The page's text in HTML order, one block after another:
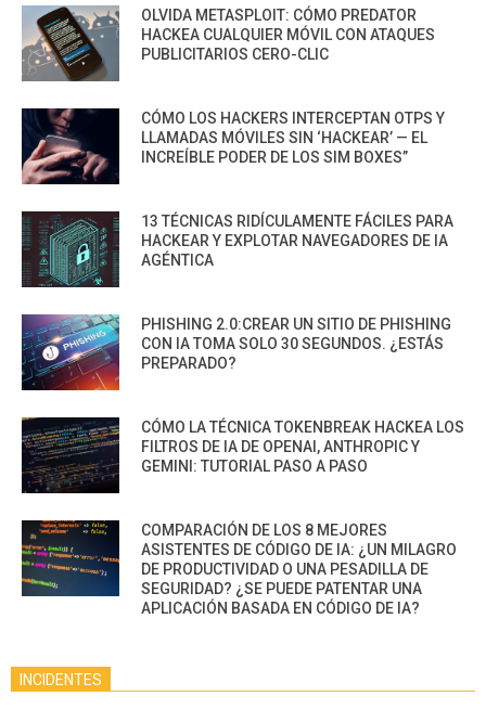
OLVIDA METASPLOIT: CÓMO PREDATOR
HACKEA CUALQUIER MÓVIL CON ATAQUES
PUBLICITARIOS CERO-CLIC
CÓMO LOS HACKERS INTERCEPTAN OTPS Y
LLAMADAS MÓVILES SIN ‘HACKEAR’ — EL
INCREÍBLE PODER DE LOS SIM BOXES”
13 TÉCNICAS RIDÍCULAMENTE FÁCILES PARA
HACKEAR Y EXPLOTAR NAVEGADORES DE IA
AGÉNTICA
PHISHING 2.0:CREAR UN SITIO DE PHISHING
CON IA TOMA SOLO 30 SEGUNDOS. ¿ESTÁS
PREPARADO?
CÓMO LA TÉCNICA TOKENBREAK HACKEA LOS
FILTROS DE IA DE OPENAI, ANTHROPIC Y
GEMINI: TUTORIAL PASO A PASO
COMPARACIÓN DE LOS 8 MEJORES
ASISTENTES DE CÓDIGO DE IA: ¿UN MILAGRO
DE PRODUCTIVIDAD O UNA PESADILLA DE
SEGURIDAD? ¿SE PUEDE PATENTAR UNA
APLICACIÓN BASADA EN CÓDIGO DE IA?
INCIDENTES